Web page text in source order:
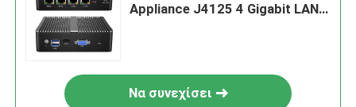
Appliance J4125 4 Gigabit LAN
Να συνεχίσει